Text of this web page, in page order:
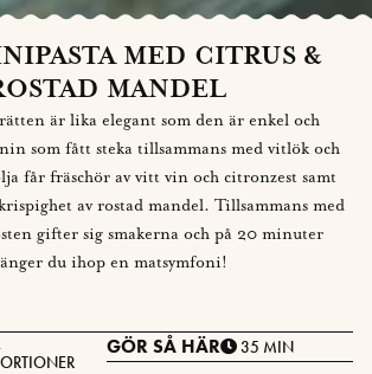
MED CITRUS &
MANDEL
är lika elegant som den är enkel och
som fått steka tillsammans med vitlök och
får fräschör av vitt vin och citronzest samt
av rostad mandel. Tillsammans med
gifter sig smakerna och på 20 minuter
du ihop en matsymfoni!
GÖR SÅ HÄR 35 MIN